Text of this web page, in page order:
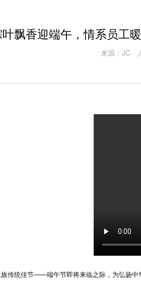
飘香迎端午，情系员工
来源：JC
统佳节——端午节即将来临之际，为弘扬中